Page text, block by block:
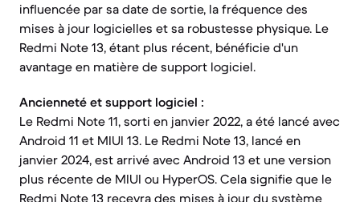
influencée par sa date de sortie, la fréquence des
mises à jour logicielles et sa robustesse physique. Le
Redmi Note 13, étant plus récent, bénéficie d'un
avantage en matière de support logiciel.
Ancienneté et support logiciel :
Le Redmi Note 11, sorti en janvier 2022, a été lancé avec
Android 11 et MIUI 13. Le Redmi Note 13, lancé en
janvier 2024, est arrivé avec Android 13 et une version
plus récente de MIUI ou HyperOS. Cela signifie que le
Redmi Note 13 recevra des mises à jour du système